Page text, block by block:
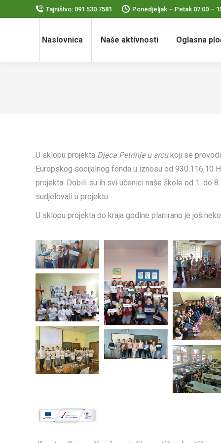
Tajništvo: 091 530 7581 Ponedjeljak – Petak 07:00 –
Naslovnica Naše aktivnosti Oglasna
U sklopu projekta Djeca Petrinje u srcukoji se provodi
Europskog socijalnog fonda u iznosu od 930.116,10
projekta. Dobili su ih svi učenici naše škole od 1. do
sudjelovali u projektu.
U sklopu projekta do kraja godine planirano je još